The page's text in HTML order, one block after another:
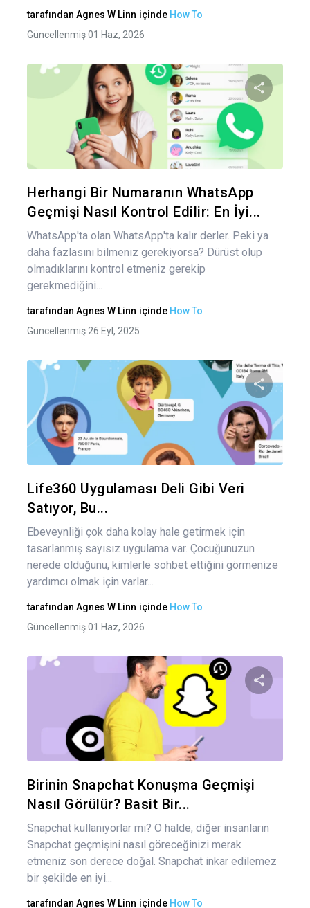
tarafından Agnes W Linn içinde How To
Güncellenmiş 01 Haz, 2026
Bu
Herhangi Bir Numaranın WhatsApp
Geçmişi Nasıl Kontrol Edilir: En İyi...
WhatsApp'ta olan WhatsApp'ta kalır derler. Peki ya
daha fazlasını bilmeniz gerekiyorsa? Dürüst olup
olmadıklarını kontrol etmeniz gerekip
gerekmediğini...
tarafından Agnes W Linn içinde How To
Güncellenmiş 26 Eyl, 2025
Bu
Life360 Uygulaması Deli Gibi Veri
Satıyor, Bu...
Ebeveynliği çok daha kolay hale getirmek için
tasarlanmış sayısız uygulama var. Çocuğunuzun
nerede olduğunu, kimlerle sohbet ettiğini görmenize
yardımcı olmak için varlar...
tarafından Agnes W Linn içinde How To
Güncellenmiş 01 Haz, 2026
Birinin Snapchat Konuşma Geçmişi
Nasıl Görülür? Basit Bir...
Snapchat kullanıyorlar mı? O halde, diğer insanların
Snapchat geçmişini nasıl göreceğinizi merak
etmeniz son derece doğal. Snapchat inkar edilemez
bir şekilde en iyi...
tarafından Agnes W Linn içinde How To